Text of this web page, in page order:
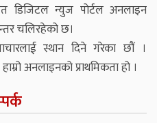
डिजिटल न्युज पोर्टल अनलाइन
चलिरहेको छ।
स्थान दिने गरेका छौं ।
अनलाइनको प्राथमिकता हो ।